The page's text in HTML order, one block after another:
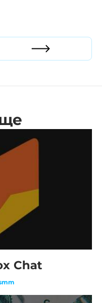
Следующая
Chat